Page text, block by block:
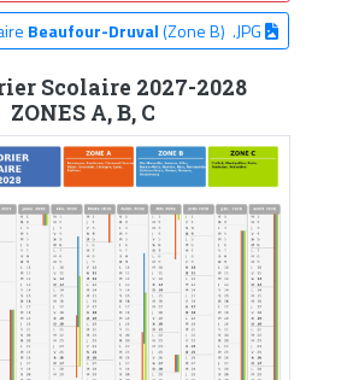
Beaufour-Druval(Zone B) .JPG
Scolaire 2027-2028
ZONES A, B, C